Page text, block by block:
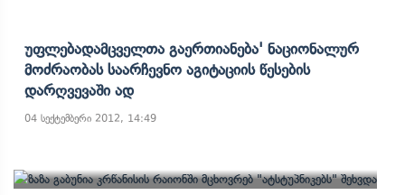
Უფლებადამცველთა Გაერთიანება' Ნაციონალურ
Მოძრაობას Საარჩევნო Აგიტაციის Წესების
Დარღვევაში Ად
04 სექტემბერი 2012, 14:49